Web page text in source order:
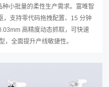
小批量的柔性生产需求。富唯智
，支持零代码拖拽配置、15 分钟
高精度动态抓取，可快速
，全面提升产线敏捷性。